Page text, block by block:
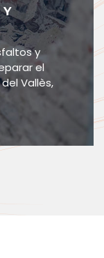
Y
y
el
Vallès,